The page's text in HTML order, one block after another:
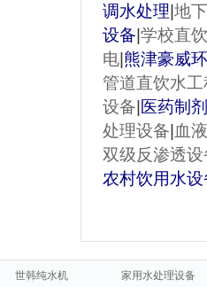
调水处理|地
设备|学校直
电|熊津豪威
管道直饮水工
设备| 医药制
处理设备|血
双级反渗透设
农村饮用水设
世韩纯水机
家用水处理设备